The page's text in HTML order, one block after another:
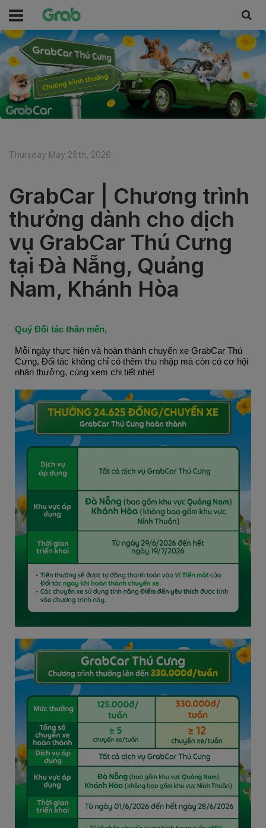
Thursday May 28th, 2026
GrabCar | Chương trình
thưởng dành cho dịch
vụ GrabCar Thú Cưng
tại Đà Nẵng, Quảng
Nam, Khánh Hòa
Quý Đối tác thân mến,
Mỗi ngày thực hiện và hoàn thành chuyến xe GrabCar Thú
Cưng, Đối tác không chỉ có thêm thu nhập mà còn có cơ hội
nhận thưởng, cùng xem chi tiết nhé!